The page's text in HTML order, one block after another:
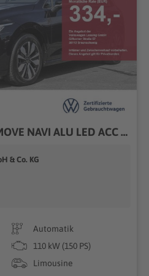
VW Golf 2.0 TDI DSG MOVE NAVI ALU LED ACC LANE ASSIS
& Co. KG
Automatik
110 kW (150 PS)
Limousine